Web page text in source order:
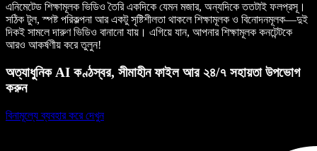
এনিমেটেড শিক্ষামূলক ভিডিও তৈরি একদিকে যেমন মজার, অন্যদিকে ততটাই ফলপ্রসূ।
সঠিক টুল, স্পষ্ট পরিকল্পনা আর একটু সৃষ্টিশীলতা থাকলে শিক্ষামূলক ও বিনোদনমূলক—দুই
দিকই সামলে দারুণ ভিডিও বানানো যায়। এগিয়ে যান, আপনার শিক্ষামূলক কনটেন্টকে
আরও আকর্ষণীয় করে তুলুন!
অত্যাধুনিক AI কণ্ঠস্বর, সীমাহীন ফাইল আর ২৪/৭ সহায়তা উপভোগ
করুন
বিনামূল্যে ব্যবহার করে দেখুন